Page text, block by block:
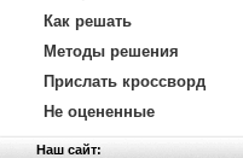
Как решать
Методы решения
Прислать кроссворд
Не оцененные
Наш сайт: